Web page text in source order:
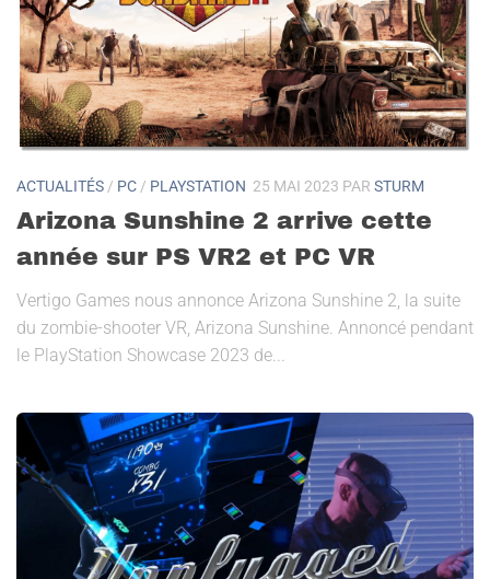
ACTUALITÉS / PC / PLAYSTATION 25 MAI 2023 PAR STURM
Arizona Sunshine 2 arrive cette
année sur PS VR2 et PC VR
Vertigo Games nous annonce Arizona Sunshine 2, la suite
du zombie-shooter VR, Arizona Sunshine. Annoncé pendant
le PlayStation Showcase 2023 de...